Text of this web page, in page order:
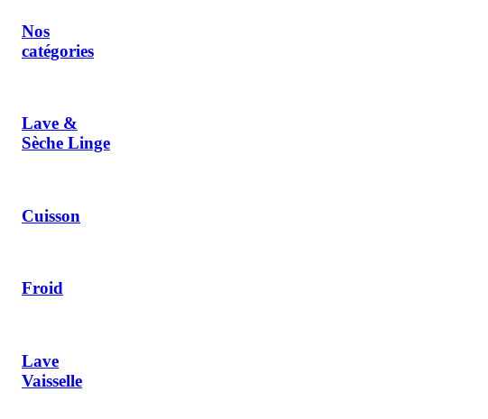
Nos
catégories
Lave &
Sèche Linge
Cuisson
Froid
Lave
Vaisselle